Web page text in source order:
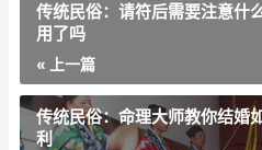
传统民俗：请符后需要注意什
用了吗
« 上一篇
传统民俗：命理大师教你结婚
利